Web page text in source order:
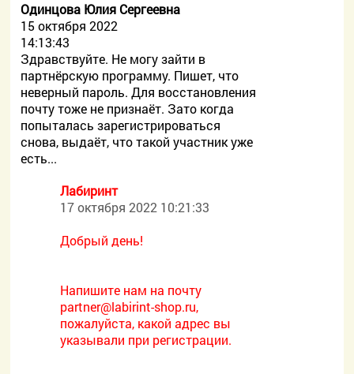
Одинцова Юлия Сергеевна
15 октября 2022
14:13:43
Здравствуйте. Не могу зайти в
партнёрскую программу. Пишет, что
неверный пароль. Для восстановления
почту тоже не признаёт. Зато когда
попыталась зарегистрироваться
снова, выдаёт, что такой участник уже
есть...
Лабиринт
17 октября 2022 10:21:33
Добрый день!
Напишите нам на почту
partner@labirint-shop.ru,
пожалуйста, какой адрес вы
указывали при регистрации.